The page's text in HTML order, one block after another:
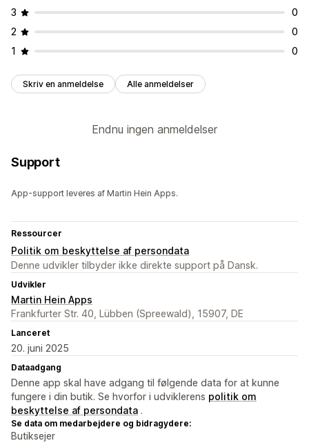
3
0
2
0
1
0
Skriv en anmeldelse Alle anmeldelser
Endnu ingen anmeldelser
Support
App-support leveres af Martin Hein Apps.
Ressourcer
Politik om beskyttelse af persondata
Denne udvikler tilbyder ikke direkte support på Dansk.
Udvikler
Martin Hein Apps
Frankfurter Str. 40, Lübben (Spreewald), 15907, DE
Lanceret
20. juni 2025
Dataadgang
Denne app skal have adgang til følgende data for at kunne
fungere i din butik. Se hvorfor i udviklerens politik om
beskyttelse af persondata .
Se data om medarbejdere og bidragydere:
Butiksejer